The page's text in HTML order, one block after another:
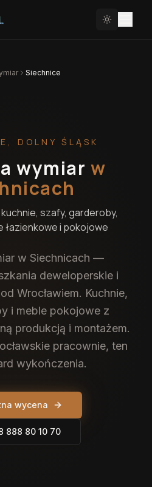
Siechnice
, DOLNY ŚLĄSK
wymiar w
kuchnie, szafy, garderoby,
łazienkowe i pokojowe
w Siechnicach —
deweloperskie i
Wrocławiem. Kuchnie,
i meble pokojowe z
produkcją i montażem.
pracownie, ten
wykończenia.
wycena
888 80 10 70